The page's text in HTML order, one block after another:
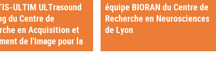
ULTIM ULTrasound
du Centre de
en Acquisition et
de l'Image pour la
équipe BIORAN du Centre de
Recherche en Neurosciences
de Lyon